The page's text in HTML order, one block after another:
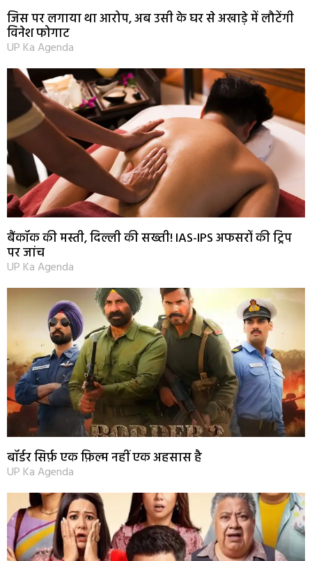
जिस पर लगाया था आरोप, अब उसी के घर से अखाड़े में लौटेंगी
विनेश फोगाट
UP Ka Agenda
बैंकॉक की मस्ती, दिल्ली की सख्ती! IAS-IPS अफसरों की ट्रिप
पर जांच
UP Ka Agenda
बॉर्डर सिर्फ़ एक फ़िल्म नहीं एक अहसास है
UP Ka Agenda